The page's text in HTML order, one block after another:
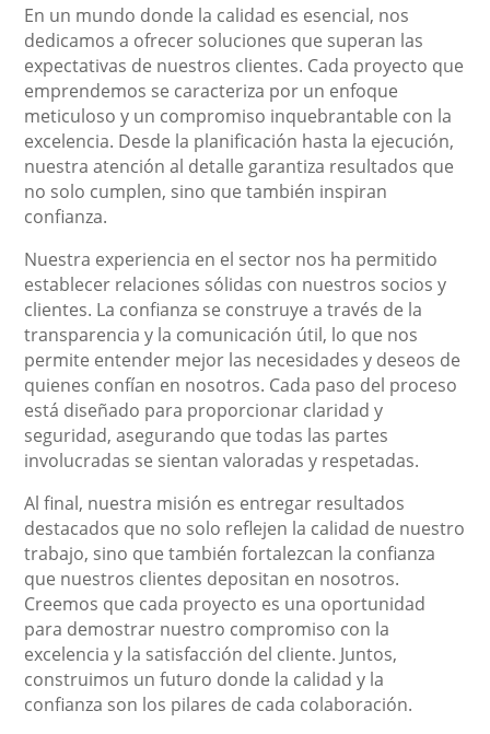
En un mundo donde la calidad es esencial, nos
dedicamos a ofrecer soluciones que superan las
expectativas de nuestros clientes. Cada proyecto que
emprendemos se caracteriza por un enfoque
meticuloso y un compromiso inquebrantable con la
excelencia. Desde la planificación hasta la ejecución,
nuestra atención al detalle garantiza resultados que
no solo cumplen, sino que también inspiran
confianza.
Nuestra experiencia en el sector nos ha permitido
establecer relaciones sólidas con nuestros socios y
clientes. La confianza se construye a través de la
transparencia y la comunicación útil, lo que nos
permite entender mejor las necesidades y deseos de
quienes confían en nosotros. Cada paso del proceso
está diseñado para proporcionar claridad y
seguridad, asegurando que todas las partes
involucradas se sientan valoradas y respetadas.
Al final, nuestra misión es entregar resultados
destacados que no solo reflejen la calidad de nuestro
trabajo, sino que también fortalezcan la confianza
que nuestros clientes depositan en nosotros.
Creemos que cada proyecto es una oportunidad
para demostrar nuestro compromiso con la
excelencia y la satisfacción del cliente. Juntos,
construimos un futuro donde la calidad y la
confianza son los pilares de cada colaboración.